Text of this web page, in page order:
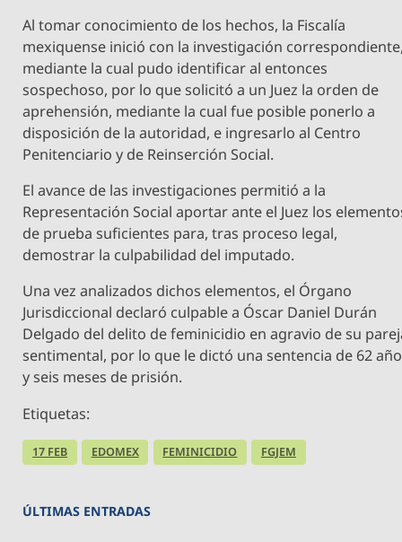
Al tomar conocimiento de los hechos, la Fiscalía
mexiquense inició con la investigación
mediante la cual pudo identificar al entonces
sospechoso, por lo que solicitó a un Juez la orden de
aprehensión, mediante la cual fue posible ponerlo a
disposición de la autoridad, e ingresarlo al Centro
Penitenciario y de Reinserción Social.
El avance de las investigaciones permitió a la
Representación Social aportar ante el Juez los
de prueba suficientes para, tras proceso legal,
demostrar la culpabilidad del imputado.
Una vez analizados dichos elementos, el Órgano
Jurisdiccional declaró culpable a Óscar Daniel Durán
Delgado del delito de feminicidio en agravio de su
sentimental, por lo que le dictó una sentencia de 62
y seis meses de prisión.
Etiquetas:
17 FEB EDOMEX FEMINICIDIO FGJEM
ÚLTIMAS ENTRADAS